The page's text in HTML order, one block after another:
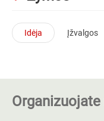
Idėja Įžvalgos
Organizuojate